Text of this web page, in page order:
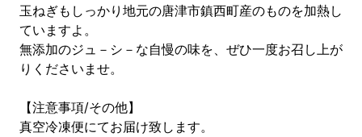
玉ねぎもしっかり地元の唐津市鎮西町産のものを加熱し
ていますよ。
無添加のジュ－シ－な自慢の味を、ぜひ一度お召し上が
りくださいませ。
【注意事項/その他】
真空冷凍便にてお届け致します。